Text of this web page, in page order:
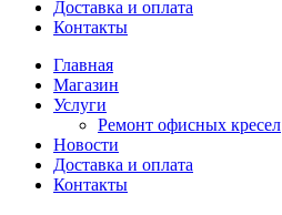
Доставка и оплата
Контакты
Главная
Магазин
Услуги
Ремонт офисных кресел
Новости
Доставка и оплата
Контакты